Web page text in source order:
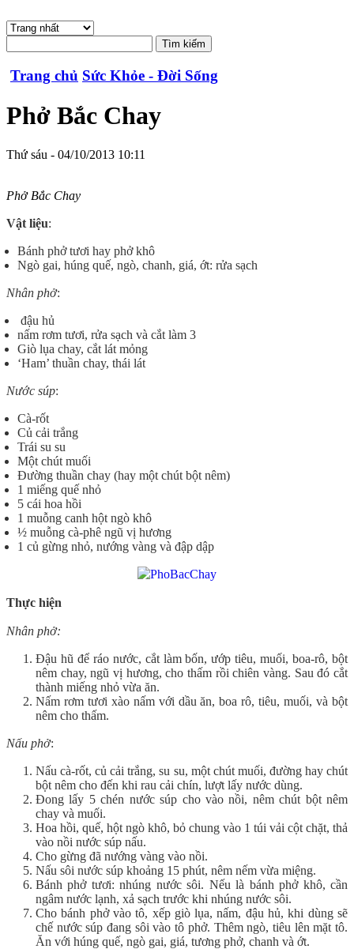
Trang chủ Sức Khỏe - Đời Sống
Phở Bắc Chay
Thứ sáu - 04/10/2013 10:11
Phở Bắc Chay
Vật liệu:
Bánh phở tươi hay phở khô
Ngò gai, húng quế, ngò, chanh, giá, ớt: rửa sạch
Nhân phở:
đậu hủ
nấm rơm tươi, rửa sạch và cắt làm 3
Giò lụa chay, cắt lát mỏng
‘Ham’ thuần chay, thái lát
Nước súp:
Cà-rốt
Củ cải trắng
Trái su su
Một chút muối
Đường thuần chay (hay một chút bột nêm)
1 miếng quế nhỏ
5 cái hoa hồi
1 muỗng canh hột ngò khô
½ muỗng cà-phê ngũ vị hương
1 củ gừng nhỏ, nướng vàng và đập dập
Thực hiện
Nhân phở:
Đậu hũ để ráo nước, cắt làm bốn, ướp tiêu, muối, boa-rô, bột
nêm chay, ngũ vị hương, cho thấm rồi chiên vàng. Sau đó cắt
thành miếng nhỏ vừa ăn.
Nấm rơm tươi xào nấm với dầu ăn, boa rô, tiêu, muối, và bột
nêm cho thấm.
Nấu phở:
Nấu cà-rốt, củ cải trắng, su su, một chút muối, đường hay chút
bột nêm cho đến khi rau cải chín, lượt lấy nước dùng.
Đong lấy 5 chén nước súp cho vào nồi, nêm chút bột nêm
chay và muối.
Hoa hồi, quế, hột ngò khô, bỏ chung vào 1 túi vải cột chặt, thả
vào nồi nước súp nấu.
Cho gừng đã nướng vàng vào nồi.
Nấu sôi nước súp khoảng 15 phút, nêm nếm vừa miệng.
Bánh phở tươi: nhúng nước sôi. Nếu là bánh phở khô, cần
ngâm nước lạnh, xả sạch trước khi nhúng nước sôi.
Cho bánh phở vào tô, xếp giò lụa, nấm, đậu hủ, khi dùng sẽ
chế nước súp đang sôi vào tô phở. Thêm ngò, tiêu lên mặt tô.
Ăn với húng quế, ngò gai, giá, tương phở, chanh và ớt.